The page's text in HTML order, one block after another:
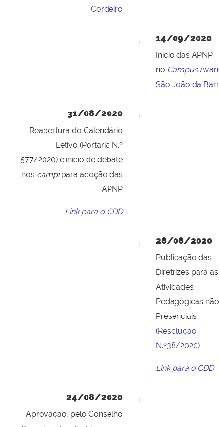
Cordeiro
14/09/2020
Início das APNP
no Campus
São João da
31/08/2020
Reabertura do Calendário
Letivo (Portaria N.º
577/2020) e início de debate
nos campipara adoção das
APNP
Link para o CDD
28/08/2020
Publicação das
Diretrizes para as
Atividades
Pedagógicas não
Presenciais
(Resolução
N.º38/2020)
Link para o CDD
24/08/2020
Aprovação, pelo Conselho